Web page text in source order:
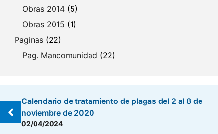
Obras 2014 (5)
Obras 2015 (1)
Paginas (22)
Pag. Mancomunidad (22)
Calendario de tratamiento de plagas del 2 al 8 de
noviembre de 2020
02/04/2024